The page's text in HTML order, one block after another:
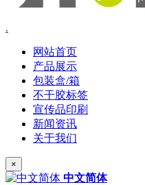
.
网站首页
产品展示
包装盒/箱
不干胶标签
宣传品印刷
新闻资讯
关于我们
×
中文简体